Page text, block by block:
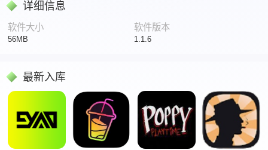
详细信息
软件大小
56MB
软件版本
1.1.6
最新入库